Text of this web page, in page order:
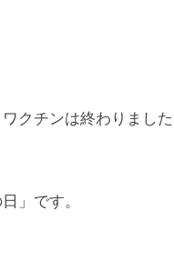
クチンは終わりました
」です。